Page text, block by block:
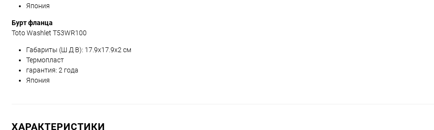
Япония
Бурт фланца
Toto Washlet T53WR100
Габариты (Ш Д В): 17.9x17.9x2 см
Термопласт
гарантия: 2 года
Япония
ХАРАКТЕРИСТИКИ